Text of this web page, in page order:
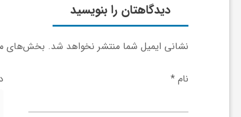
دیدگاهتان را بنویسید
نشانی ایمیل شما منتشر نخواهد شد. بخش‌های
نام *